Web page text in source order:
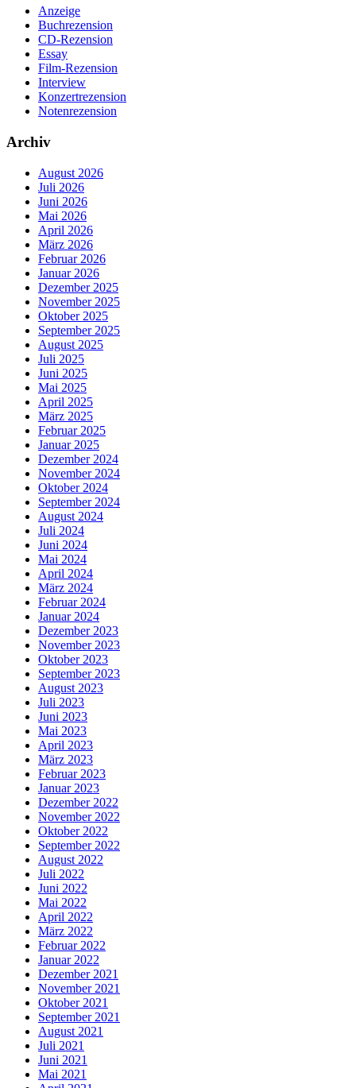
Anzeige
Buchrezension
CD-Rezension
Essay
Film-Rezension
Interview
Konzertrezension
Notenrezension
Archiv
August 2026
Juli 2026
Juni 2026
Mai 2026
April 2026
März 2026
Februar 2026
Januar 2026
Dezember 2025
November 2025
Oktober 2025
September 2025
August 2025
Juli 2025
Juni 2025
Mai 2025
April 2025
März 2025
Februar 2025
Januar 2025
Dezember 2024
November 2024
Oktober 2024
September 2024
August 2024
Juli 2024
Juni 2024
Mai 2024
April 2024
März 2024
Februar 2024
Januar 2024
Dezember 2023
November 2023
Oktober 2023
September 2023
August 2023
Juli 2023
Juni 2023
Mai 2023
April 2023
März 2023
Februar 2023
Januar 2023
Dezember 2022
November 2022
Oktober 2022
September 2022
August 2022
Juli 2022
Juni 2022
Mai 2022
April 2022
März 2022
Februar 2022
Januar 2022
Dezember 2021
November 2021
Oktober 2021
September 2021
August 2021
Juli 2021
Juni 2021
Mai 2021